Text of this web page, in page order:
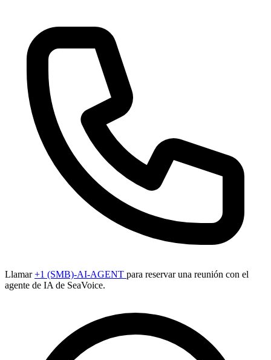
Llamar+1 (SMB)-AI-AGENT para reservar una reunión con el
agente de IA de SeaVoice.